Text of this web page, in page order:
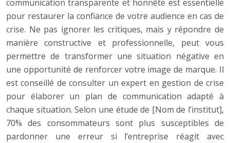
communication transparente et honnête est essentielle
pour restaurer la confiance de votre audience en cas de
crise. Ne pas ignorer les critiques, mais y répondre de
manière constructive et professionnelle, peut vous
permettre de transformer une situation négative en
une opportunité de renforcer votre image de marque. Il
est conseillé de consulter un expert en gestion de crise
pour élaborer un plan de communication adapté à
chaque situation. Selon une étude de [Nom de l’institut],
70% des consommateurs sont plus susceptibles de
pardonner une erreur si l’entreprise réagit avec